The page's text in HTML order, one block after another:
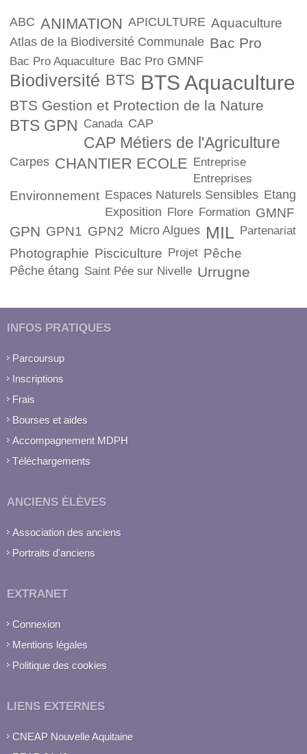
ABC ANIMATION APICULTURE Aquaculture
Atlas de la Biodiversité Communale Bac Pro
Bac Pro Aquaculture Bac Pro GMNF
Biodiversité BTS BTS Aquaculture
BTS Gestion et Protection de la Nature
BTS GPN Canada CAP
CAP Métiers de l'Agriculture
Carpes CHANTIER ECOLE
Entreprise
Entreprises
Environnement Espaces Naturels Sensibles Etang
Exposition
Flore Formation GMNF
GPN GPN1 GPN2 Micro Algues MIL Partenariat
Photographie Pisciculture Projet Pêche
Pêche étang Saint Pée sur Nivelle Urrugne
INFOS PRATIQUES
Parcoursup
Inscriptions
Frais
Bourses et aides
Accompagnement MDPH
Téléchargements
ANCIENS ÉLÈVES
Association des anciens
Portraits d'anciens
EXTRANET
Connexion
Mentions légales
Politique des cookies
LIENS EXTERNES
CNEAP Nouvelle Aquitaine